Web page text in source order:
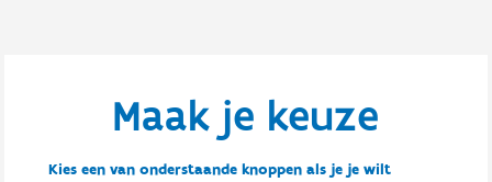
Maak je keuze
Kies een van onderstaande knoppen als je je wilt